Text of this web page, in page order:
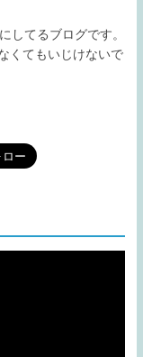
してるブログです。
くてもいじけないで